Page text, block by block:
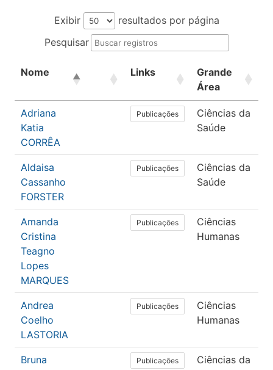
Exibir
resultados por página
Pesquisar
Nome Links
Grande
Área
Adriana
Katia
CORRÊA
Publicações
Ciências da
Saúde
Aldaisa
Cassanho
FORSTER
Publicações
Ciências da
Saúde
Amanda
Cristina
Teagno
Lopes
MARQUES
Publicações
Ciências
Humanas
Andrea
Coelho
LASTORIA
Publicações
Ciências
Humanas
Bruna
Publicações
Ciências da